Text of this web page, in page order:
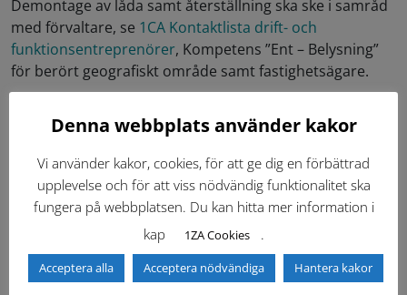
Demontage av låda samt återställning ska ske i samråd
med förvaltare, se 1CA Kontaktlista drift- och
funktionsentreprenörer, Kompetens ”Ent – Belysning”
för berört geografiskt område samt fastighetsägare.
Ritningar (8)
Senast ändrad: 2026-04-22
Denna webbplats använder kakor
Vi använder kakor, cookies, för att ge dig en förbättrad
upplevelse och för att viss nödvändig funktionalitet ska
fungera på webbplatsen. Du kan hitta mer information i
kap
1ZA Cookies .
Acceptera alla Acceptera nödvändiga Hantera kakor